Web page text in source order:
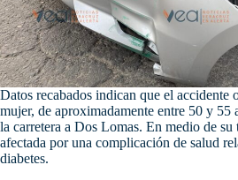
Datos recabados indican que el accidente
mujer, de aproximadamente entre 50 y 55
la carretera a Dos Lomas. En medio de su
afectada por una complicación de salud
diabetes.